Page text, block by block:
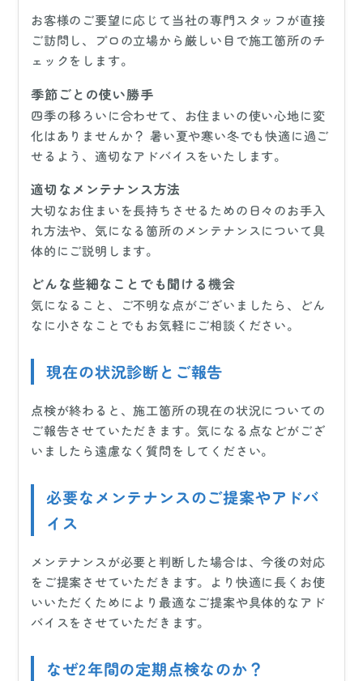
お客様のご要望に応じて当社の専門スタッフが直接
ご訪問し、プロの立場から厳しい目で施工箇所のチ
ェックをします。
季節ごとの使い勝手
四季の移ろいに合わせて、お住まいの使い心地に変
化はありませんか？ 暑い夏や寒い冬でも快適に過ご
せるよう、適切なアドバイスをいたします。
適切なメンテナンス方法
大切なお住まいを長持ちさせるための日々のお手入
れ方法や、気になる箇所のメンテナンスについて具
体的にご説明します。
どんな些細なことでも聞ける機会
気になること、ご不明な点がございましたら、どん
なに小さなことでもお気軽にご相談ください。
現在の状況診断とご報告
点検が終わると、施工箇所の現在の状況についての
ご報告させていただきます。気になる点などがござ
いましたら遠慮なく質問をしてください。
必要なメンテナンスのご提案やアドバ
イス
メンテナンスが必要と判断した場合は、今後の対応
をご提案させていただきます。より快適に長くお使
いいただくためにより最適なご提案や具体的なアド
バイスをさせていただきます。
なぜ2年間の定期点検なのか？